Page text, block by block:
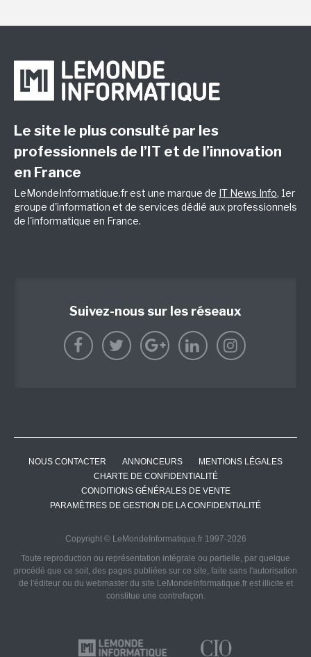
Le site le plus consulté par les
professionnels de l’IT et de l’innovation
en France
LeMondeInformatique.fr est une marque de IT News Info, 1er
groupe d'information et de services dédié aux professionnels
de l'informatique en France.
Suivez-nous sur les réseaux
NOUS CONTACTER ANNONCEURS
MENTIONS LÉGALES
CHARTE DE CONFIDENTIALITÉ
CONDITIONS GÉNÉRALES DE VENTE
PARAMÈTRES DE GESTION DE LA CONFIDENTIALITÉ
Copyright © LeMondeInformatique.fr 1997-2026
Toute reproduction ou représentation intégrale ou partielle, par quelque
procédé que ce soit, des pages publiées sur ce site, faite sans l'autorisation
de l'éditeur ou du webmaster du site LeMondeInformatique.fr est illicite et
constitue une contrefaçon.